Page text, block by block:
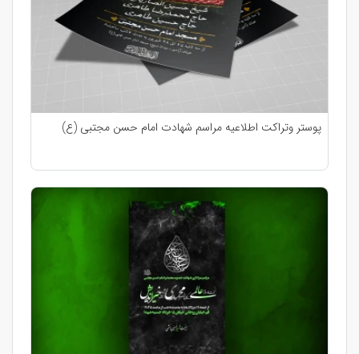
پوستر وتراکت اطلاعیه مراسم شهادت امام حسن مجتبی (ع)